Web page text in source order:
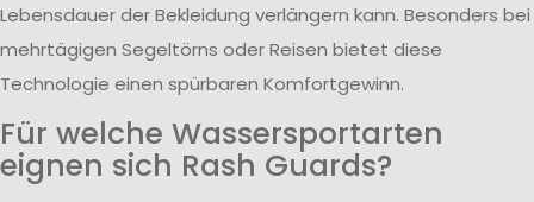
Lebensdauer der Bekleidung verlängern kann. Besonders bei
mehrtägigen Segeltörns oder Reisen bietet diese
Technologie einen spürbaren Komfortgewinn.
Für welche Wassersportarten
eignen sich Rash Guards?